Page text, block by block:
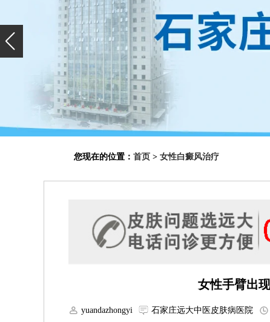
您现在的位置： 首页 > 女性白癜风治疗
女性手臂出
yuandazhongyi 石家庄远大中医皮肤病医院